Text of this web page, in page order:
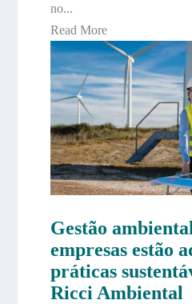
no...
Read More
Gestão
empresas estão
práticas
Ricci Ambiental